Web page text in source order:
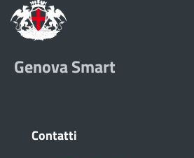
Genova Smart
Contatti